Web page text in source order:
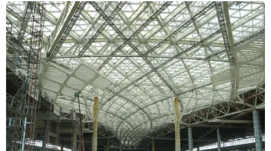
Quang
05/08/2026 03:16
Tổ chức thi lại cho 100% thí sinh tại
điểm thi Trường THPT Chuyên
Tuyên Quang
05/08/2026 02:59